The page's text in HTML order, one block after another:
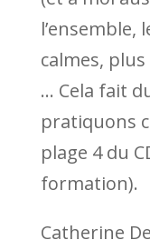
l’ensemble,
calmes,
… Cela fait
pratiquons
plage 4 du
formation).
Catherine